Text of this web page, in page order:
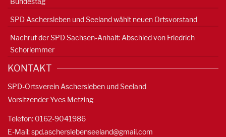
SPD Aschersleben und Seeland wählt neuen Ortsvorstand
Nachruf der SPD Sachsen-Anhalt: Abschied von Friedrich
Schorlemmer
KONTAKT
SPD-Ortsverein Aschersleben und Seeland
Vorsitzender Yves Metzing
Telefon: 0162-9041986
E-Mail:spd.ascherslebenseeland@gmail.com